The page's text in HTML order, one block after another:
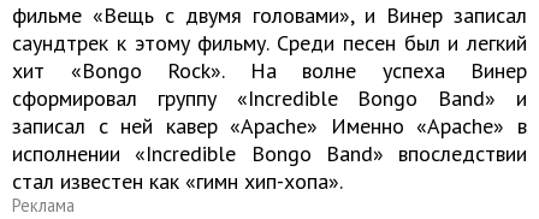
фильме «Вещь с двумя головами», и Винер записал
саундтрек к этому фильму. Среди песен был и легкий
хит «Bongo Rock». На волне успеха Винер
сформировал группу «Incredible Bongo Band» и
записал с ней кавер «Apache» Именно «Apache» в
исполнении «Incredible Bongo Band» впоследствии
стал известен как «гимн хип-хопа».
Реклама